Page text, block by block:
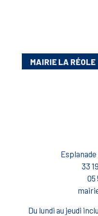
MAIRIE LA RÉOLE
Esplanade
33
05
Du lundi au jeudi